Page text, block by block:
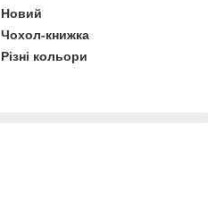
Новий
Чохол-книжка
Різні кольори